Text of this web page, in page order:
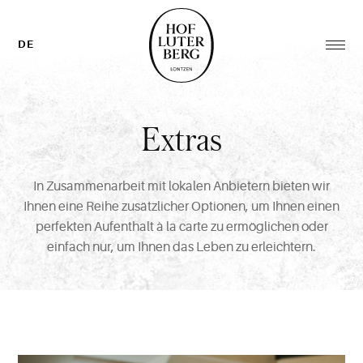
Extras
In Zusammenarbeit mit lokalen Anbietern bieten wir
Ihnen eine Reihe zusätzlicher Optionen, um Ihnen einen
perfekten Aufenthalt à la carte zu ermöglichen oder
einfach nur, um Ihnen das Leben zu erleichtern.
Zurück
zur
Homepage
DE